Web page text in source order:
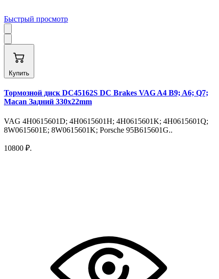
Быстрый просмотр
Купить
Тормозной диск DC45162S DC Brakes VAG A4 B9; A6; Q7;
Macan Задний 330x22mm
VAG 4H0615601D; 4H0615601H; 4H0615601K; 4H0615601Q;
8W0615601E; 8W0615601K; Porsche 95B615601G..
10800 ₽.